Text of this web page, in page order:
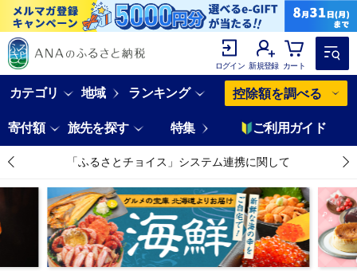
ログイン 新規登録 カート
カテゴリ 地域 ランキング 控除額を調べる
寄付額 旅先を探す 特集 ご利用ガイド
「ふるさとチョイス」システム連携に関して